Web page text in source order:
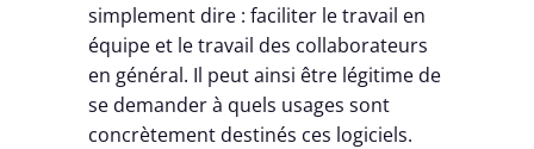
simplement dire : faciliter le travail en
équipe et le travail des collaborateurs
en général. Il peut ainsi être légitime de
se demander à quels usages sont
concrètement destinés ces logiciels.